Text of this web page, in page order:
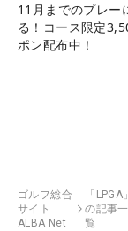
11月までのプレー
る！コース限定
ポン配布中！
ゴルフ総合
サイト
ALBA Net
「LPGA」
の記事一
覧